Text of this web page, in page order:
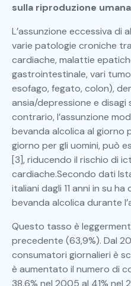
sulla riproduzione umana
L’assunzione eccessiva di
varie patologie croniche
cardiache, malattie
gastrointestinale, vari
esofago, fegato, colon),
ansia/depressione e disagi
contrario, l’assunzione
bevanda alcolica al giorno
giorno per gli uomini, può
[3], riducendo il rischio di
cardiache.Secondo dati
italiani dagli 11 anni in su
bevanda alcolica durante
Questo tasso è
precedente (63,9%). Dal
consumatori giornalieri è
è aumentato il numero di
38,6% nel 2005 al 41% nel